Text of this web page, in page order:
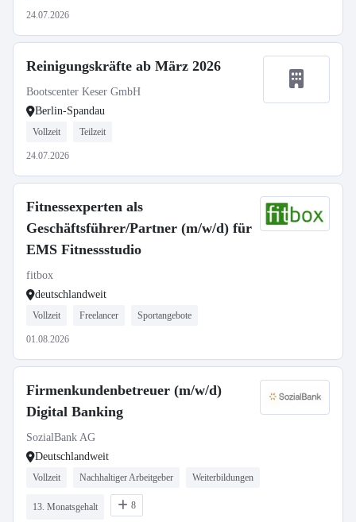
24.07.2026
Reinigungskräfte ab März 2026
Bootscenter Keser GmbH
Berlin-Spandau
Vollzeit Teilzeit
24.07.2026
Fitnessexperten als
Geschäftsführer/Partner (m/w/d) für
EMS Fitnessstudio
fitbox
deutschlandweit
Vollzeit Freelancer Sportangebote
01.08.2026
Firmenkundenbetreuer (m/w/d)
Digital Banking
SozialBank AG
Deutschlandweit
Vollzeit Nachhaltiger Arbeitgeber Weiterbildungen
13. Monatsgehalt 8